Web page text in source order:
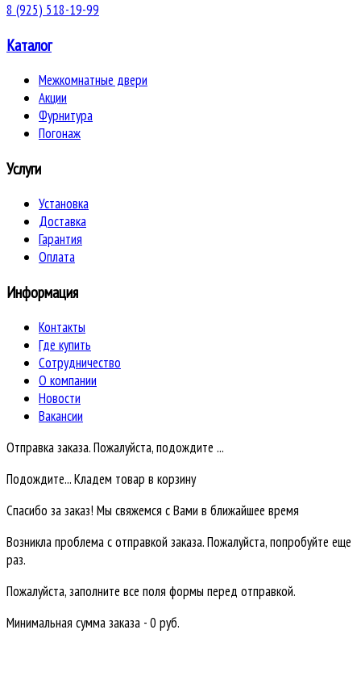
8 (925) 518-19-99
Каталог
Межкомнатные двери
Акции
Фурнитура
Погонаж
Услуги
Установка
Доставка
Гарантия
Оплата
Информация
Контакты
Где купить
Сотрудничество
О компании
Новости
Вакансии
Отправка заказа. Пожалуйста, подождите ...
Подождите... Кладем товар в корзину
Спасибо за заказ! Мы свяжемся с Вами в ближайшее время
Возникла проблема с отправкой заказа. Пожалуйста, попробуйте еще
раз.
Пожалуйста, заполните все поля формы перед отправкой.
Минимальная сумма заказа - 0 руб.